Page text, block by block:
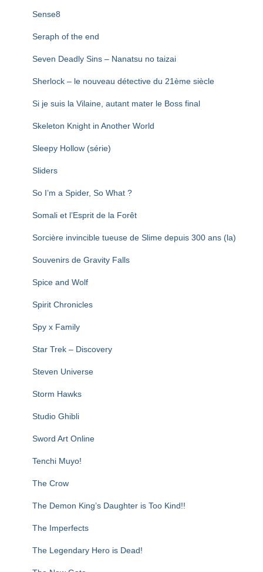
Sense8
Seraph of the end
Seven Deadly Sins – Nanatsu no taizai
Sherlock – le nouveau détective du 21ème siècle
Si je suis la Vilaine, autant mater le Boss final
Skeleton Knight in Another World
Sleepy Hollow (série)
Sliders
So I’m a Spider, So What ?
Somali et l’Esprit de la Forêt
Sorcière invincible tueuse de Slime depuis 300 ans (la)
Souvenirs de Gravity Falls
Spice and Wolf
Spirit Chronicles
Spy x Family
Star Trek – Discovery
Steven Universe
Storm Hawks
Studio Ghibli
Sword Art Online
Tenchi Muyo!
The Crow
The Demon King’s Daughter is Too Kind!!
The Imperfects
The Legendary Hero is Dead!